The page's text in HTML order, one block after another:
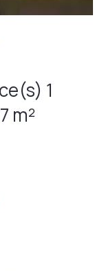
chambre(s) 24.77 m²